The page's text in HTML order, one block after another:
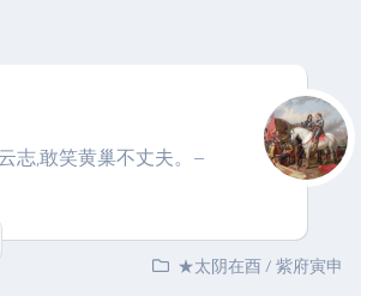
志,敢笑黄巢不丈夫。–
★太阴在酉/紫府寅申